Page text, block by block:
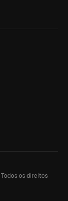
Todos os direitos